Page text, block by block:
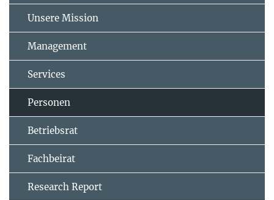
Unsere Mission
Management
Services
Personen
Betriebsrat
Fachbeirat
Research Report